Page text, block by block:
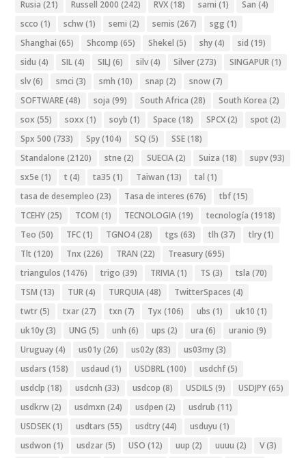
Rusia (21) Russell 2000 (242) RVX(18) sami (1) San (4)
scco (1) schw(1) semi (2) semis (267) sgg (1)
Shanghai (65) Shcomp (65) Shekel (5) shy(4) sid (19)
sidu (4) SIL(4) SILJ (6) silv(4) Silver(273) SINGAPUR(1)
slv(6) smci (3) smh (10) snap (2) snow(7)
SOFTWARE(48) soja (99) South Africa (28) South Korea (2)
sox (55) soxx (1) soyb (1) Space (18) SPCX(2) spot (2)
Spx 500 (733) Spy(104) SQ (5) SSE(18)
Standalone (2120) stne (2) SUECIA(2) Suiza (18) supv(93)
sx5e (1) t (4) ta35 (1) Taiwan (13) tal (1)
tasa de desempleo (23) Tasa de interes (676) tbf(15)
TCEHY(25) TCOM (1) TECNOLOGIA(19) tecnología (1918)
Teo (50) TFC(1) TGNO4(28) tgs (63) tlh (37) tlry(1)
Tlt (120) Tnx (226) TRAN (22) Treasury(695)
triangulos (1476) trigo (39) TRIVIA(1) TS (3) tsla (70)
TSM (13) TUR(4) TURQUIA(48) TwitterSpaces (4)
twtr(5) txar(27) txn (7) Tyx (106) ubs (1) uk10 (1)
uk10y(3) UNG (5) unh (6) ups (2) ura (6) uranio (9)
Uruguay(4) us01y(26) us02y(83) us03my(3)
usdars (158) usdaud (1) USDBRL(100) usdchf(5)
usdclp (18) usdcnh (33) usdcop (8) USDILS (9) USDJPY(65)
usdkrw(2) usdmxn (24) usdpen (2) usdrub (11)
USDSEK(1) usdtars (55) usdtry(44) usduyu (1)
usdwon (1) usdzar(5) USO (12) uup (2) uuuu (2) V(3)